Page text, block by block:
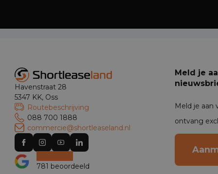
Havenstraat 28
5347 KK, Oss
Routebeschrijving
088 700 1888
commercie@shortleaseland.nl
781 beoordeeld
Meld je
Meld je aan
ontvang